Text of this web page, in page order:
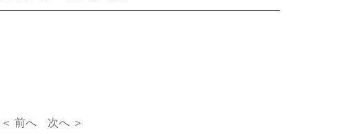
＜ 前へ 次へ ＞